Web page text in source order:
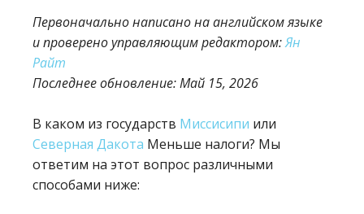
Первоначально написано на английском языке
и проверено управляющим редактором:Ян
Райт
Последнее обновление:Май 15, 2026
В каком из государств Миссисипи или
Северная Дакота Меньше налоги? Мы
ответим на этот вопрос различными
способами ниже: